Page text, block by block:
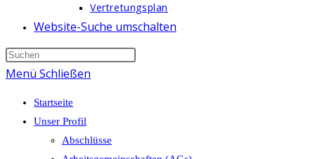
Vertretungsplan
Website-Suche umschalten
Menü Schließen
Startseite
Unser Profil
Abschlüsse